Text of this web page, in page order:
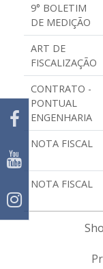
9° BOLETIM
DE MEDIÇÃO
ART DE
FISCALIZAÇÃO
CONTRATO -
PONTUAL
ENGENHARIA
NOTA FISCAL
NOTA FISCAL